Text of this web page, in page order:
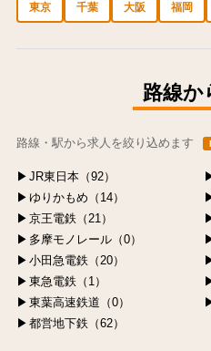
東京 千葉 大阪 福岡
路線か
路線・駅から求人を絞り込めます
JR東日本（92）
ゆりかもめ（14）
京王電鉄（21）
多摩モノレール（0）
小田急電鉄（20）
東急電鉄（1）
東葉高速鉄道（0）
都営地下鉄（62）